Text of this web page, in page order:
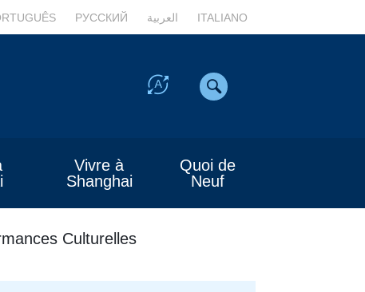
РУССКИЙ العربية ITALIANO
Vivre à
Shanghai
Quoi de
Neuf
Culturelles